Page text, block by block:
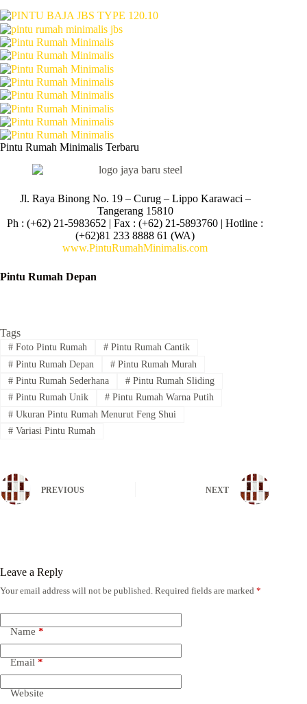
Pintu Rumah Minimalis Terbaru
Jl. Raya Binong No. 19 – Curug – Lippo Karawaci –
Tangerang 15810
Ph : (+62) 21-5983652 | Fax : (+62) 21-5893760 | Hotline :
(+62)81 233 8888 61 (WA)
www.PintuRumahMinimalis.com
Pintu Rumah Depan
Tags
#Foto Pintu Rumah #Pintu Rumah Cantik
#Pintu Rumah Depan #Pintu Rumah Murah
#Pintu Rumah Sederhana #Pintu Rumah Sliding
#Pintu Rumah Unik #Pintu Rumah Warna Putih
#Ukuran Pintu Rumah Menurut Feng Shui
#Variasi Pintu Rumah
PREVIOUS NEXT
Leave a Reply
Your email address will not be published. Required fields are marked *
Name *
Email *
Website